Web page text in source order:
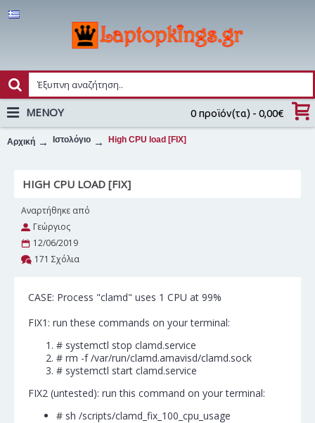
0 προϊόν(τα) - 0,00€
MENOY
Αρχική Ιστολόγιο High CPU load [FIX]
HIGH CPU LOAD [FIX]
Αναρτήθηκε από
Γεώργιος
12/06/2019
171 Σχόλια
CASE: Process "clamd" uses 1 CPU at 99%
FIX1: run these commands on your terminal:
# systemctl stop clamd.service
# rm -f /var/run/clamd.amavisd/clamd.sock
# systemctl start clamd.service
FIX2 (untested): run this command on your terminal:
# sh /scripts/clamd_fix_100_cpu_usage